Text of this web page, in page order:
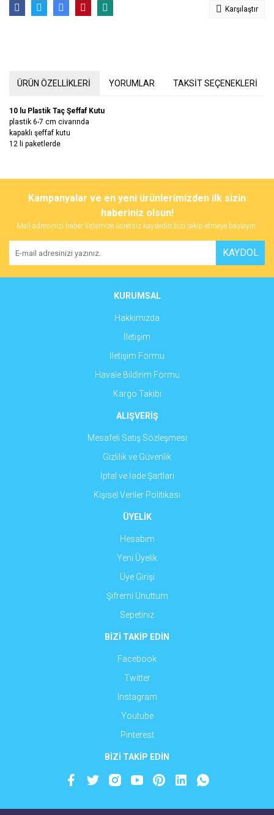
Karşılaştır
ÜRÜN ÖZELLİKLERİ YORUMLAR TAKSİT SEÇENEKLERİ
10 lu Plastik Taç Şeffaf Kutu
plastik 6-7 cm civarında
kapaklı şeffaf kutu
12 li paketlerde
Bu ürüne ilk yorumu siz yapın!
Yorum Yaz
tarafımıza iletebilirsiniz.
Görüş ve önerileriniz için teşekkür ederiz.
Ürün resmi kalitesiz, bozuk veya görüntülenemiyor.
Ürün açıklamasında eksik bilgiler bulunuyor.
Ürün fiyatı diğer sitelerden daha pahalı.
Gönder
Kampanyalar ve en yeni ürünlerimizden ilk sizin
haberiniz olsun!
Mail adresinizi haber listemize ücretsiz kaydedin bizi takip etmeye başlayın.
KAYDOL
KURUMSAL
Hakkımızda
İletişim
İletişim Formu
Havale Bildirim Formu
Kargo Takibi
ALIŞVERİŞ
Mesafeli Satış Sözleşmesi
Gizlilik ve Güvenlik
İptal ve İade Şartları
Kişisel Veriler Politikası
ÜYELİK
Hesabım
Yeni Üyelik
Üye Girişi
Şifremi Unuttum
Sepetiniz
BİZİ TAKİP EDİN
Facebook
Twitter
Instagram
Youtube
Pinterest
BİZİ TAKİP EDİN